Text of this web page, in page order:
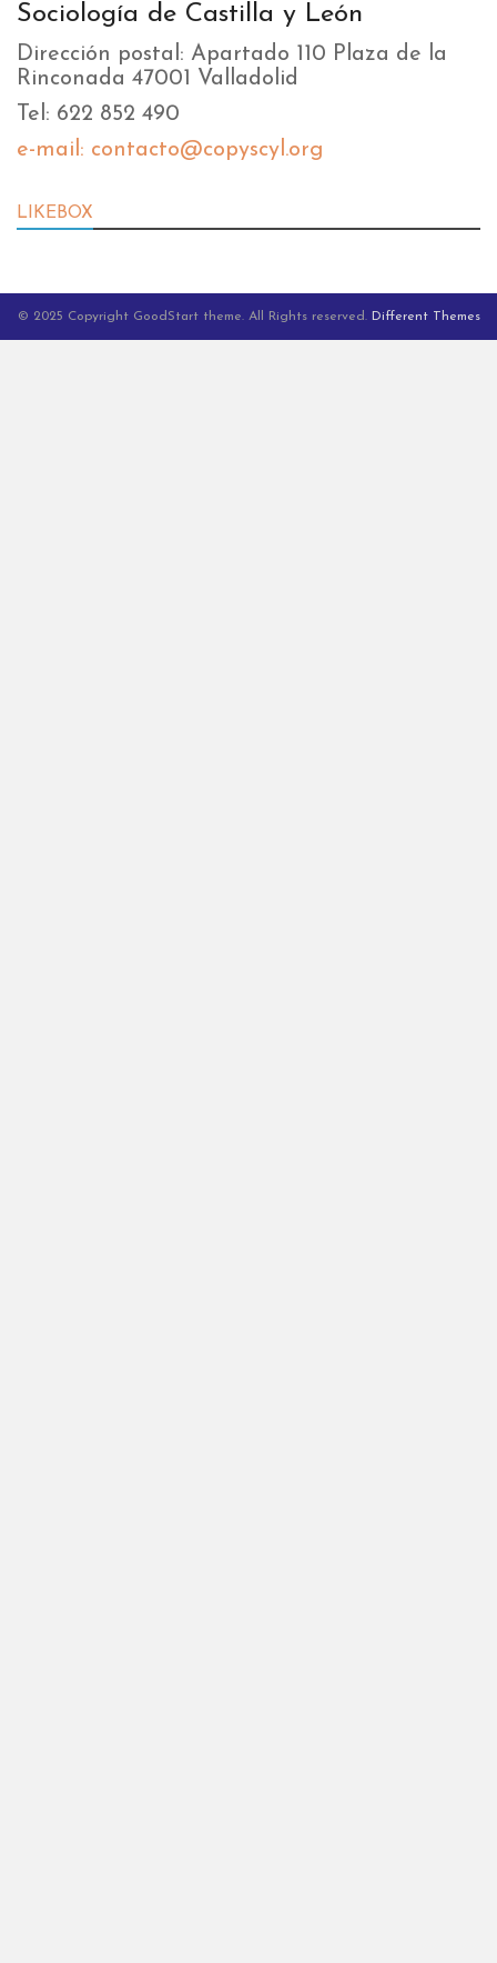
Sociología de Castilla y León
Dirección postal: Apartado 110 Plaza de la
Rinconada 47001 Valladolid
Tel: 622 852 490
e-mail: contacto@copyscyl.org
LIKEBOX
© 2025 Copyright GoodStart theme. All Rights reserved. Different Themes